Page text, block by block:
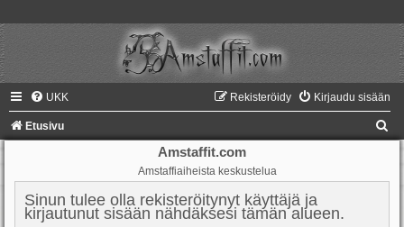
UKK Kirjaudu sisään
Rekisteröidy
Etusivu
Amstaffit.com
Amstaffiaiheista keskustelua
Sinun tulee olla rekisteröitynyt käyttäjä ja
kirjautunut sisään nähdäksesi tämän alueen.